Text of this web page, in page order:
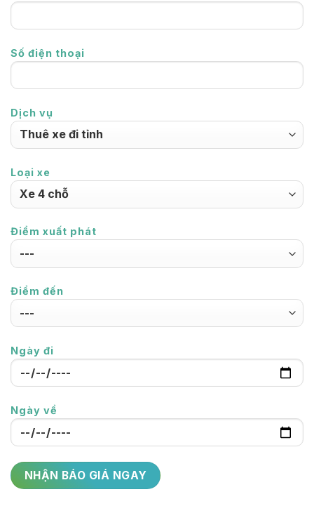
Số điện thoại
Dịch vụ
Loại xe
Điểm xuất phát
Điểm đến
Ngày đi
Ngày về